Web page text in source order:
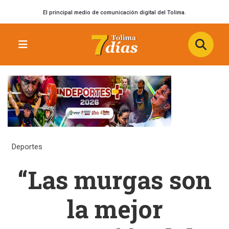
El principal medio de comunicación digital del Tolima.
Deportes
“Las murgas son
la mejor